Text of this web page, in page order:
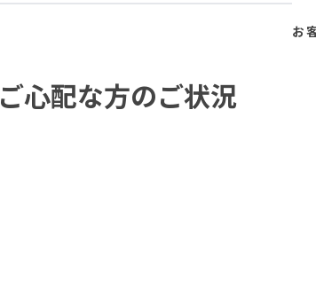
お
ご心配な方のご状況